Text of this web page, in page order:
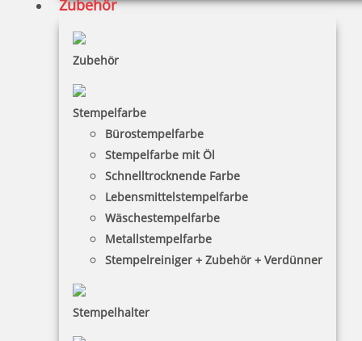
Zubehör
Zubehör
Stempelfarbe
Bürostempelfarbe
Stempelfarbe mit Öl
Schnelltrocknende Farbe
Lebensmittelstempelfarbe
Wäschestempelfarbe
Metallstempelfarbe
Stempelreiniger + Zubehör + Verdünner
Stempelhalter